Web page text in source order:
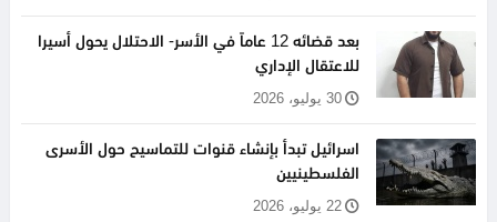
بعد قضائه 12 عاماً في الأسر- الاحتلال يحول أسيرا
للاعتقال الإداري
30 يوليو، 2026
اسرائيل تبدأ بإنشاء قنوات للتماسيح حول الأسرى
الفلسطينيين
22 يوليو، 2026